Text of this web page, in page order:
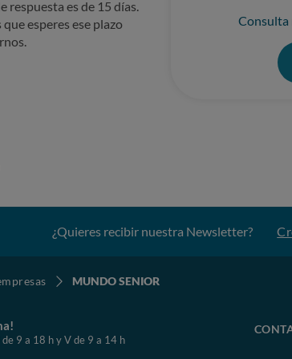
respuesta es de 15 días.
esperes ese plazo
Consulta
¿Quieres recibir nuestra Newsletter?
MUNDO SENIOR
de 9 a 18 h y V de 9 a 14 h